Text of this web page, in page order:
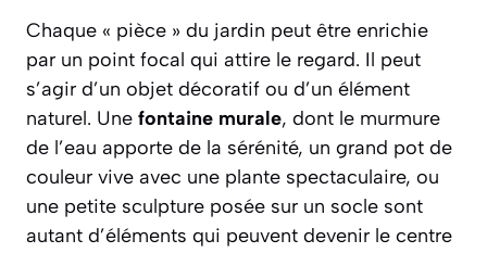
Chaque « pièce » du jardin peut être enrichie
par un point focal qui attire le regard. Il peut
s’agir d’un objet décoratif ou d’un élément
naturel. Une fontaine murale, dont le murmure
de l’eau apporte de la sérénité, un grand pot de
couleur vive avec une plante spectaculaire, ou
une petite sculpture posée sur un socle sont
autant d’éléments qui peuvent devenir le centre